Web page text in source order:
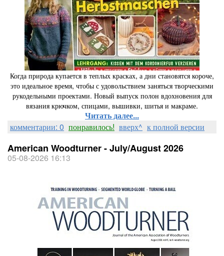
Когда природа купается в теплых красках, а дни становятся короче,
это идеальное время, чтобы с удовольствием заняться творческими
рукодельными проектами. Новый выпуск полон вдохновения для
вязания крючком, спицами, вышивки, шитья и макраме.
Читать далее...
комментарии: 0 понравилось! вверх^ к полной версии
American Woodturner - July/August 2026
05-08-2026 16:13